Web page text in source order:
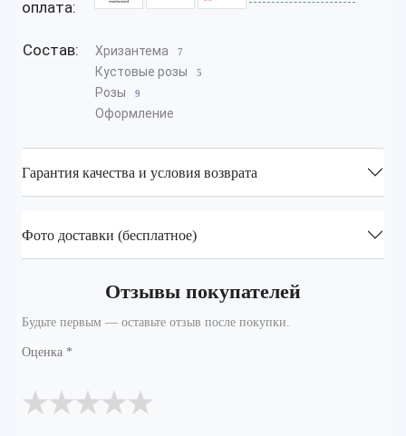
оплата:
Состав: Хризантема 7
Кустовые розы 5
Розы 9
Оформление
Гарантия качества и условия возврата
Фото доставки (бесплатное)
Отзывы покупателей
Будьте первым — оставьте отзыв после покупки.
Оценка *
★
★
★
★
★